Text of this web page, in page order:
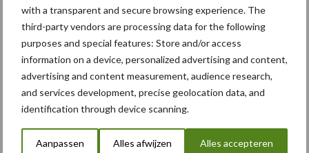
with a transparent and secure browsing experience. The
third-party vendors are processing data for the following
purposes and special features: Store and/or access
information on a device, personalized advertising and content,
advertising and content measurement, audience research,
and services development, precise geolocation data, and
identification through device scanning.
Aanpassen Alles afwijzen Alles accepteren
het mei-nummer van vakbladde Loonwerker.